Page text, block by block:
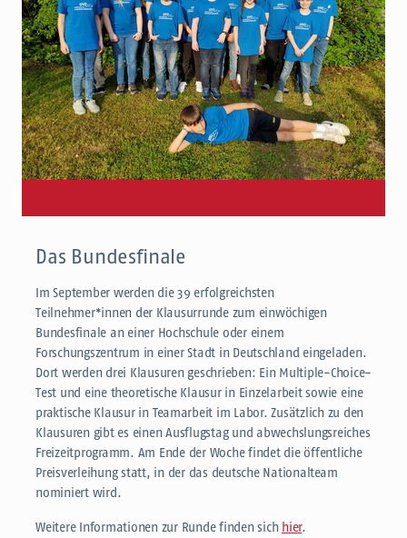
Das Bundesfinale
Im September werden die 39 erfolgreichsten
Teilnehmer*innen der Klausurrunde zum einwöchigen
Bundesfinale an einer Hochschule oder einem
Forschungszentrum in einer Stadt in Deutschland eingeladen.
Dort werden drei Klausuren geschrieben: Ein Multiple-Choice-
Test und eine theoretische Klausur in Einzelarbeit sowie eine
praktische Klausur in Teamarbeit im Labor. Zusätzlich zu den
Klausuren gibt es einen Ausflugstag und abwechslungsreiches
Freizeitprogramm. Am Ende der Woche findet die öffentliche
Preisverleihung statt, in der das deutsche Nationalteam
nominiert wird.
Weitere Informationen zur Runde finden sich hier.